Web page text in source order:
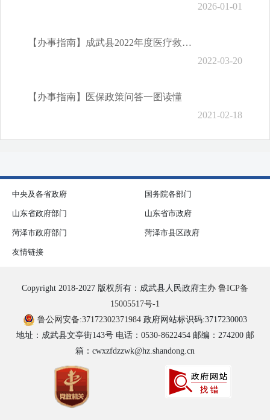
2026-01-01
【办事指南】成武县2022年度医疗救助对象认定条件
2022-03-20
【办事指南】医保政策问答一图读懂
2021-02-18
中央及各省政府 国务院各部门
山东省政府部门 山东省市政府
菏泽市政府部门 菏泽市县区政府
友情链接
Copyright 2018-2027 版权所有：成武县人民政府主办 鲁ICP备
15005517号-1
鲁公网安备:37172302371984 政府网站标识码:3717230003
地址：成武县文亭街143号 电话：0530-8622454 邮编：274200 邮
箱：cwxzfdzzwk@hz.shandong.cn